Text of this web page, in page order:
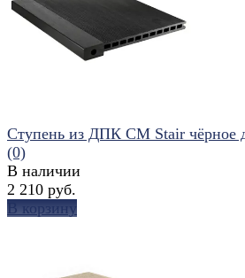
избранное
Ступень из ДПК CM Stair чёрное
(0)
В наличии
2 210 руб.
В корзину